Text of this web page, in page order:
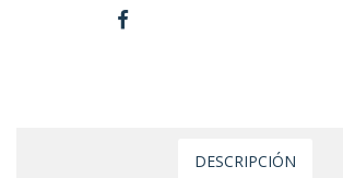
DESCRIPCIÓN